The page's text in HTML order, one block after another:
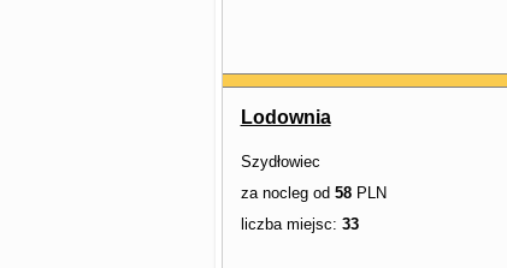
Lodownia
Szydłowiec
za nocleg od 58PLN
liczba miejsc: 33